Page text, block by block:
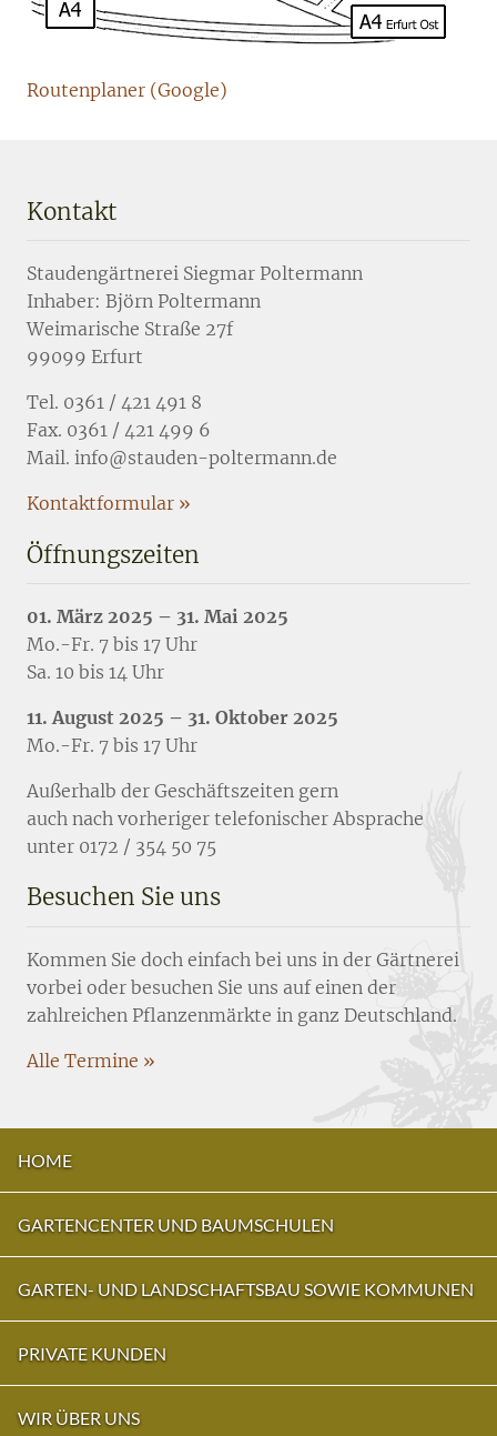
Routenplaner (Google)
Kontakt
Staudengärtnerei Siegmar Poltermann
Inhaber: Björn Poltermann
Weimarische Straße 27f
99099 Erfurt
Tel. 0361 / 421 491 8
Fax. 0361 / 421 499 6
Mail. info@stauden-poltermann.de
Kontaktformular »
Öffnungszeiten
01. März 2025 – 31. Mai 2025
Mo.-Fr. 7 bis 17 Uhr
Sa. 10 bis 14 Uhr
11. August 2025 – 31. Oktober 2025
Mo.-Fr. 7 bis 17 Uhr
Außerhalb der Geschäftszeiten gern
auch nach vorheriger telefonischer Absprache
unter 0172 / 354 50 75
Besuchen Sie uns
Kommen Sie doch einfach bei uns in der Gärtnerei
vorbei oder besuchen Sie uns auf einen der
zahlreichen Pflanzenmärkte in ganz Deutschland.
Alle Termine »
HOME
GARTENCENTER UND BAUMSCHULEN
GARTEN- UND LANDSCHAFTSBAU SOWIE KOMMUNEN
PRIVATE KUNDEN
WIR ÜBER UNS